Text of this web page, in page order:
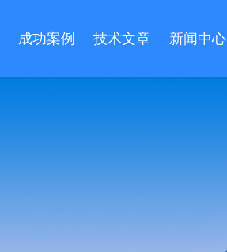
成功案例 技术文章 新闻中心